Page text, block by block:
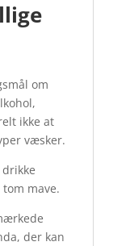
om
ikke at
væsker.
mave.
der kan